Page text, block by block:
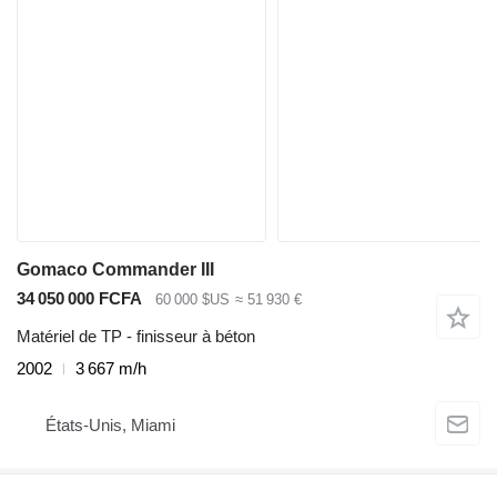
Gomaco Commander III
34 050 000 FCFA
60 000 $US ≈ 51 930 €
Matériel de TP - finisseur à béton
2002
3 667 m/h
États-Unis, Miami